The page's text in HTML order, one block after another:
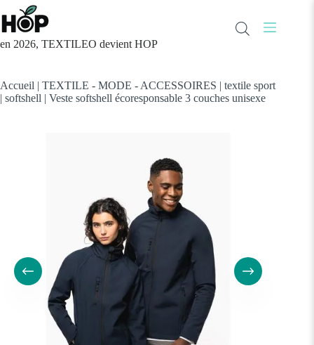
Passer
au
contenu
en 2026, TEXTILEO devient HOP
Accueil | TEXTILE - MODE - ACCESSOIRES | textile sport
| softshell | Veste softshell écoresponsable 3 couches unisexe